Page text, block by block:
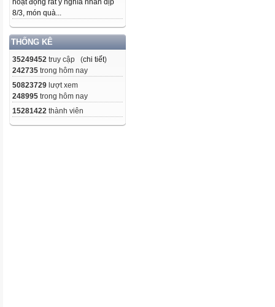
hoạt động rất ý nghĩa nhân dịp
8/3, món quà...
THỐNG KÊ
35249452 truy cập (chi tiết)
242735 trong hôm nay
50823729 lượt xem
248995 trong hôm nay
15281422 thành viên